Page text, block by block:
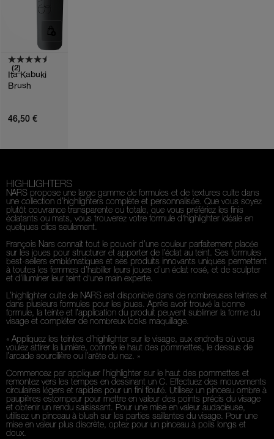
(2)
Ita Kabuki
Brush
46,50 €
HIGHLIGHTERS
NARS propose une large gamme de formules et de textures culte dans
une collection d’highlighters complète et personnalisée. Que vous soyez
plutôt couvrance transparente ou totale, que vous préfériez les finis
éclatants ou mats, vous trouverez votre formule d'highlighter idéale en
quelques clics seulement.
François Nars connaît tout le pouvoir d’une couleur parfaitement placée
sur les joues pour structurer et apporter de l’éclat au teint. Ses formules
best-sellers emblématiques et ses produits innovants uniques permettent
à toutes les femmes d’habiller leurs joues d’un éclat rosé, et de sculpter
et d’illuminer leur teint d'une main experte.
L’highlighter culte de NARS est disponible dans de nombreuses teintes et
dans plusieurs formules pour les joues. Après avoir trouvé la bonne
formule, la teinte et l’application du produit peuvent sublimer la forme du
visage et compléter de nombreux looks maquillage.
« Appliquez les teintes d’highlighter sur le visage, aux endroits où vous
voulez attirer la lumière, comme le haut des pommettes, le dessus de
l’arcade sourcilière ou l’arête du nez. »
Commencez par appliquer l’highlighter sur le haut des pommettes et
remontez vers les tempes en dessinant un C. Effectuez des mouvements
circulaires légers et rapides pour un fini flouté. Utilisez un pinceau ombre à
paupières estompeur pour mettre en valeur des points précis du visage
et obtenir un rendu saisissant. Pour une mise en valeur audacieuse,
utilisez un pinceau à blush sur les parties saillantes du visage. Pour une
mise en valeur plus discrète, optez pour un pinceau à poils longs et
doux.